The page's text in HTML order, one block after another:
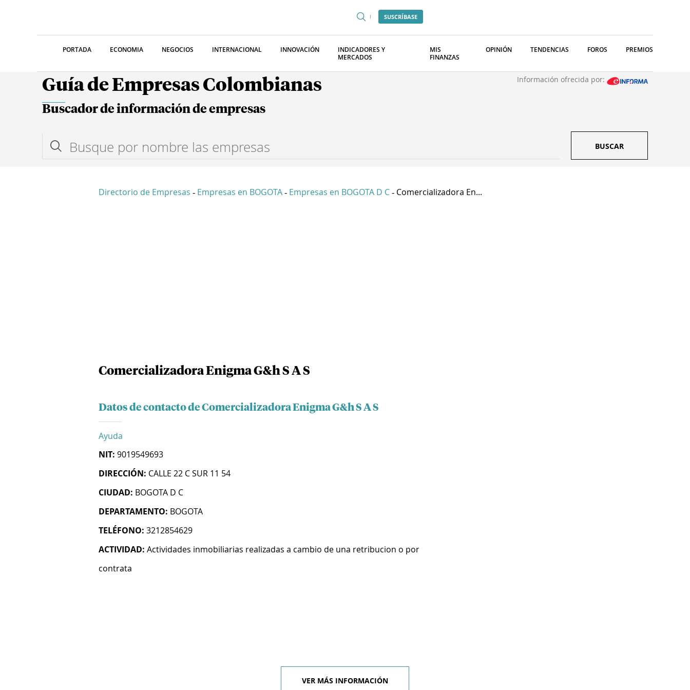
SUSCRÍBASE
PORTADA ECONOMIA NEGOCIOS INTERNACIONAL INNOVACIÓN
INDICADORES Y
MERCADOS
MIS
FINANZAS
OPINIÓN TENDENCIAS FOROS PREMIOS
Guía de Empresas Colombianas Información ofrecida por:
Buscador de información de empresas
BUSCAR
Directorio de Empresas - Empresas en BOGOTA - Empresas en BOGOTA D C - Comercializadora En...
Comercializadora Enigma G&h S A S
Datos de contacto de Comercializadora Enigma G&h S A S
Ayuda
NIT: 9019549693
DIRECCIÓN: CALLE 22 C SUR 11 54
CIUDAD: BOGOTA D C
DEPARTAMENTO: BOGOTA
TELÉFONO: 3212854629
ACTIVIDAD: Actividades inmobiliarias realizadas a cambio de una retribucion o por
contrata
VER MÁS INFORMACIÓN